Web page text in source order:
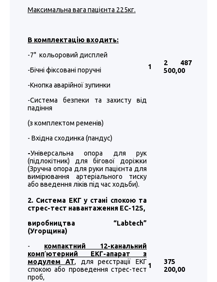
Максимальна вага пацієнта 225кг.
В комплектацію входить:
-7" кольоровий дисплей
-Бічні фіксовані поручні
-Кнопка аварійної зупинки
-Система безпеки та захисту від
падіння
(з комплектом ременів)
- Вхідна сходинка (пандус)
-Універсальна опора для рук
(підлокітник) для бігової доріжки
(Зручна опора для руки пацієнта для
вимірювання артеріального тиску
або введення ліків під час ходьби).
1
2 487
500,00
2. Система ЕКГ у стані спокою та
стрес-тест навантаження EC-12S,
виробництва “Labtech”
(Угорщина)
- компактний 12-канальний
комп’ютерний ЕКГ-апарат з
модулем АТ, для реєстрації ЕКГ
спокою або проведення стрес-тест
проб,
1
375
200,00